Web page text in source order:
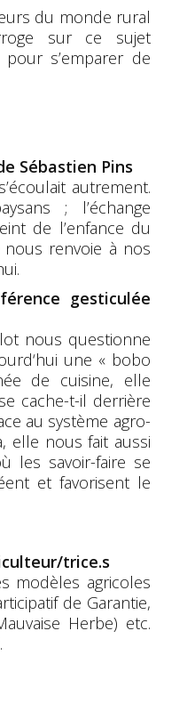
du monde rural
sur ce sujet
s’emparer de
Sébastien Pins
autrement.
; l’échange
de l’enfance du
nous renvoie à nos
gesticulée
nous questionne
une « bobo
de cuisine, elle
cache-t-il derrière
au système agro-
elle nous fait aussi
les savoir-faire se
et favorisent le
trice.s
modèles agricoles
de Garantie,
Herbe) etc.